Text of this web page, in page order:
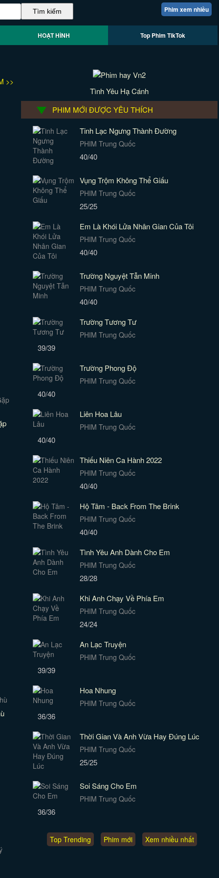
Phim xem nhiều
HOẠT HÌNH Top Phim TikTok
>>
Tình Yêu Hạ Cánh
PHIM MỚI ĐƯỢC YÊU THÍCH
Tinh Lạc Ngưng Thành Đường
PHIM Trung Quốc
40/40
Vụng Trộm Không Thể Giấu
PHIM Trung Quốc
25/25
Em Là Khói Lửa Nhân Gian Của Tôi
PHIM Trung Quốc
40/40
Trường Nguyệt Tẫn Minh
PHIM Trung Quốc
40/40
Trường Tương Tư
PHIM Trung Quốc
39/39
Trường Phong Độ
PHIM Trung Quốc
40/40
Liên Hoa Lâu
PHIM Trung Quốc
40/40
Thiếu Niên Ca Hành 2022
PHIM Trung Quốc
40/40
Hộ Tâm - Back From The Brink
PHIM Trung Quốc
40/40
Tình Yêu Anh Dành Cho Em
PHIM Trung Quốc
28/28
Khi Anh Chạy Về Phía Em
PHIM Trung Quốc
24/24
An Lạc Truyện
PHIM Trung Quốc
39/39
Hoa Nhung
PHIM Trung Quốc
36/36
Thời Gian Và Anh Vừa Hay Đúng Lúc
PHIM Trung Quốc
25/25
Soi Sáng Cho Em
PHIM Trung Quốc
36/36
Top Trending Phim mới Xem nhiều nhất